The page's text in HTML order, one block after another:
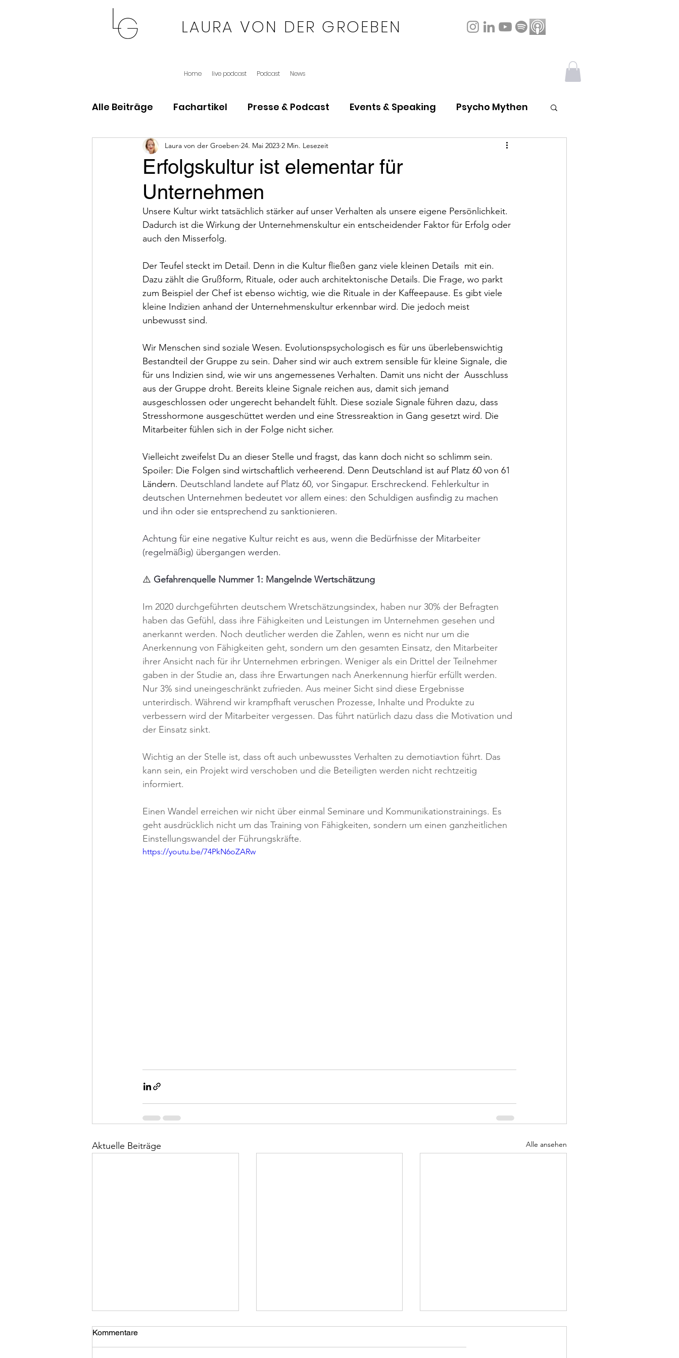
LAURA VON DER GROEBEN
Home live podcast Podcast News
Alle Beiträge Fachartikel Presse & Podcast Events & Speaking Psycho Mythen
Erfolgskultur ist elementar für
Unternehmen
Laura von der Groeben 24. Mai 2023 2 Min. Lesezeit
Unsere Kultur wirkt tatsächlich stärker auf unser Verhalten als unsere eigene Persönlichkeit.
Dadurch ist die Wirkung der Unternehmenskultur ein entscheidender Faktor für Erfolg oder
auch den Misserfolg.
Der Teufel steckt im Detail. Denn in die Kultur fließen ganz viele kleinen Details  mit ein.
Dazu zählt die Grußform, Rituale, oder auch architektonische Details. Die Frage, wo parkt
zum Beispiel der Chef ist ebenso wichtig, wie die Rituale in der Kaffeepause. Es gibt viele
kleine Indizien anhand der Unternehmenskultur erkennbar wird. Die jedoch meist
unbewusst sind.
Wir Menschen sind soziale Wesen. Evolutionspsychologisch es für uns überlebenswichtig
Bestandteil der Gruppe zu sein. Daher sind wir auch extrem sensible für kleine Signale, die
für uns Indizien sind, wie wir uns angemessenes Verhalten. Damit uns nicht der  Ausschluss
aus der Gruppe droht. Bereits kleine Signale reichen aus, damit sich jemand
ausgeschlossen oder ungerecht behandelt fühlt. Diese soziale Signale führen dazu, dass
Stresshormone ausgeschüttet werden und eine Stressreaktion in Gang gesetzt wird. Die
Mitarbeiter fühlen sich in der Folge nicht sicher.
Vielleicht zweifelst Du an dieser Stelle und fragst, das kann doch nicht so schlimm sein.
Spoiler: Die Folgen sind wirtschaftlich verheerend. Denn Deutschland ist auf Platz 60 von 61
Ländern. Deutschland landete auf Platz 60, vor Singapur. Erschreckend. Fehlerkultur in
deutschen Unternehmen bedeutet vor allem eines: den Schuldigen ausfindig zu machen
und ihn oder sie entsprechend zu sanktionieren.
Achtung für eine negative Kultur reicht es aus, wenn die Bedürfnisse der Mitarbeiter
(regelmäßig) übergangen werden.
⚠️ Gefahrenquelle Nummer 1: Mangelnde Wertschätzung
Im 2020 durchgeführten deutschem Wretschätzungsindex, haben nur 30% der Befragten
haben das Gefühl, dass ihre Fähigkeiten und Leistungen im Unternehmen gesehen und
anerkannt werden. Noch deutlicher werden die Zahlen, wenn es nicht nur um die
Anerkennung von Fähigkeiten geht, sondern um den gesamten Einsatz, den Mitarbeiter
ihrer Ansicht nach für ihr Unternehmen erbringen. Weniger als ein Drittel der Teilnehmer
gaben in der Studie an, dass ihre Erwartungen nach Anerkennung hierfür erfüllt werden.
Nur 3% sind uneingeschränkt zufrieden. Aus meiner Sicht sind diese Ergebnisse
unterirdisch. Während wir krampfhaft veruschen Prozesse, Inhalte und Produkte zu
verbessern wird der Mitarbeiter vergessen. Das führt natürlich dazu dass die Motivation und
der Einsatz sinkt.
Wichtig an der Stelle ist, dass oft auch unbewusstes Verhalten zu demotiavtion führt. Das
kann sein, ein Projekt wird verschoben und die Beteiligten werden nicht rechtzeitig
informiert.
Einen Wandel erreichen wir nicht über einmal Seminare und Kommunikationstrainings. Es
geht ausdrücklich nicht um das Training von Fähigkeiten, sondern um einen ganzheitlichen
Einstellungswandel der Führungskräfte.
https://youtu.be/74PkN6oZARw
Aktuelle Beiträge Alle ansehen
Warum verstehen wir uns
selbst oft so schlecht, obwohl
wir so viel über uns wissen?
Kommentare